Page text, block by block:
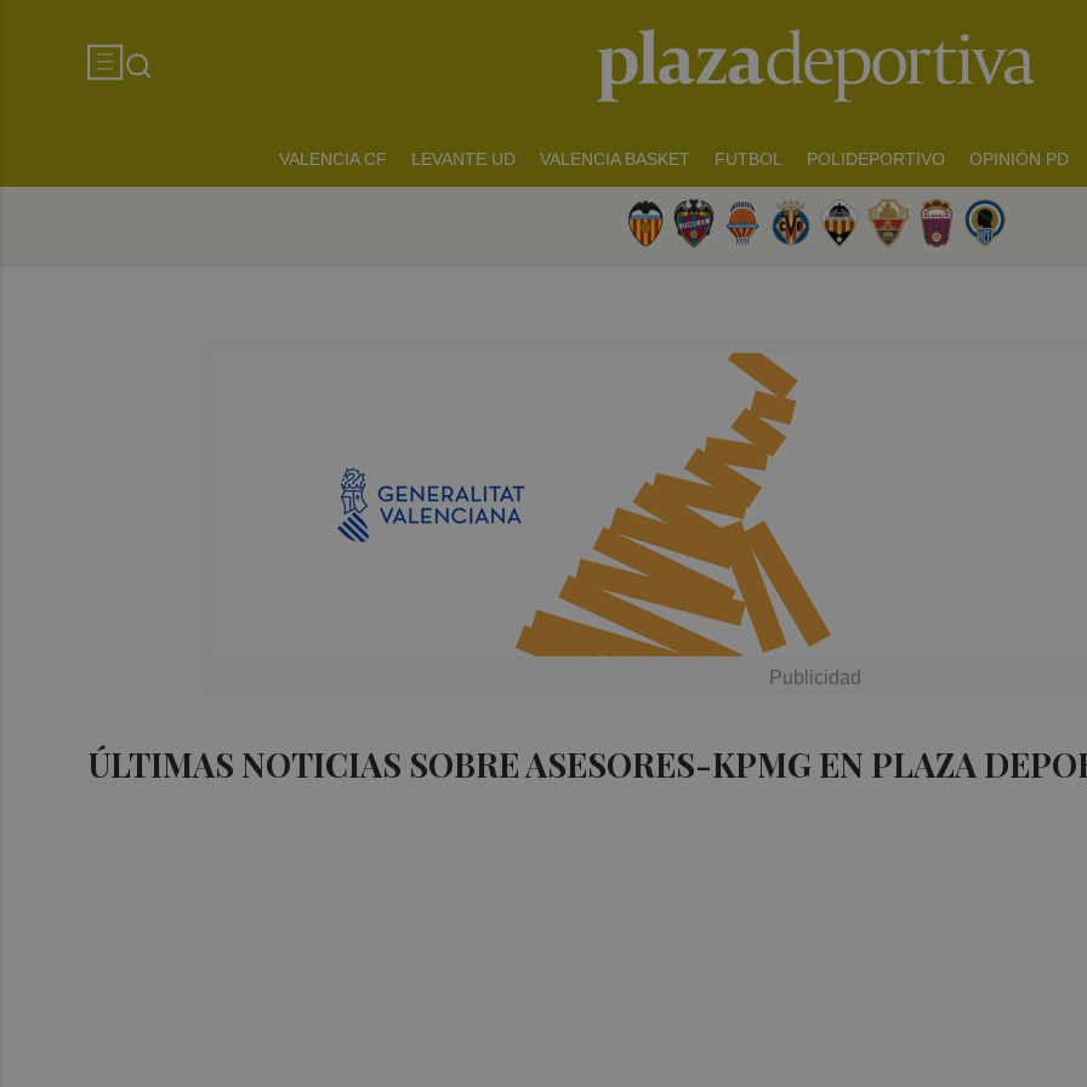
VALENCIA CF LEVANTE UD VALENCIA BASKET FUTBOL POLIDEPORTIVO OPINIÓN PD
ÚLTIMAS NOTICIAS SOBRE ASESORES-KPMG EN PLAZA